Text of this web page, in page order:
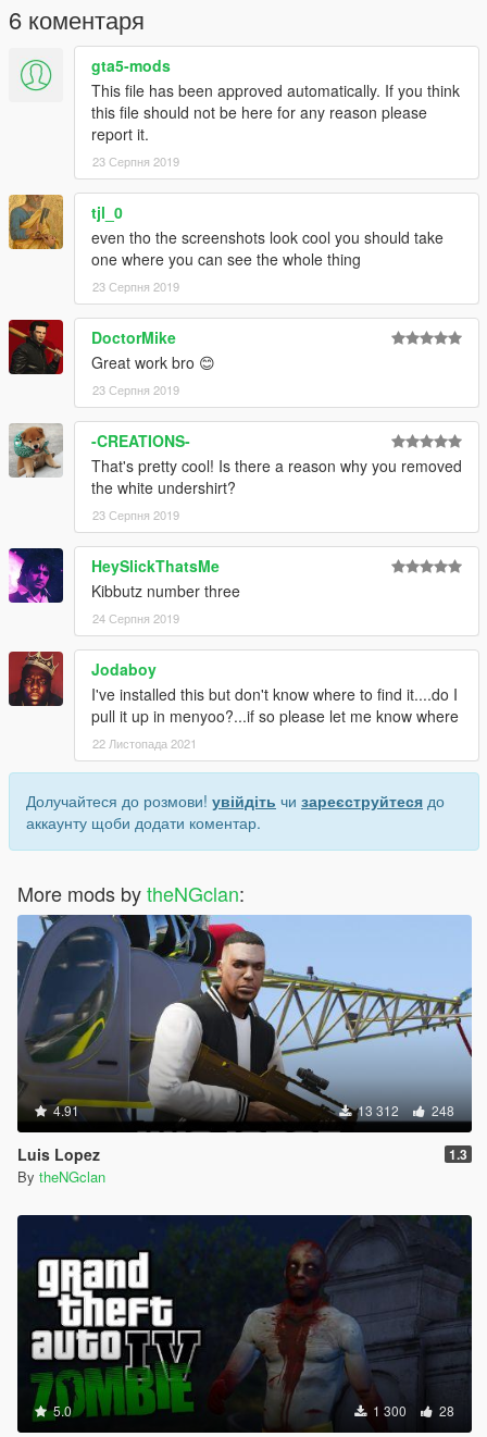
6 коментаря
gta5-mods
This file has been approved automatically. If you think
this file should not be here for any reason please
report it.
23 Серпня 2019
tjl_0
even tho the screenshots look cool you should take
one where you can see the whole thing
23 Серпня 2019
DoctorMike
Great work bro 😊
23 Серпня 2019
-CREATIONS-
That's pretty cool! Is there a reason why you removed
the white undershirt?
23 Серпня 2019
HeySlickThatsMe
Kibbutz number three
24 Серпня 2019
Jodaboy
I've installed this but don't know where to find it....do I
pull it up in menyoo?...if so please let me know where
22 Листопада 2021
Долучайтеся до розмови! увійдіть чи зареєструйтеся до
аккаунту щоби додати коментар.
More mods bytheNGclan:
4.91 13 312 248
Luis Lopez 1.3
By theNGclan
5.0 1 300 28